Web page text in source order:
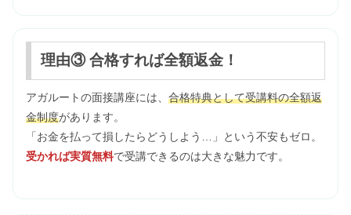
理由③ 合格すれば全額返金！
アガルートの面接講座には、 合格特典として受講料の全額返
金制度があります。
「お金を払って損したらどうしよう…」という不安もゼロ。
受かれば実質無料で受講できるのは大きな魅力です。